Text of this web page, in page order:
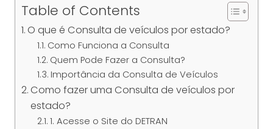
Table of Contents
O que é Consulta de veículos por estado?
Como Funciona a Consulta
Quem Pode Fazer a Consulta?
Importância da Consulta de Veículos
Como fazer uma Consulta de veículos por
estado?
1. Acesse o Site do DETRAN